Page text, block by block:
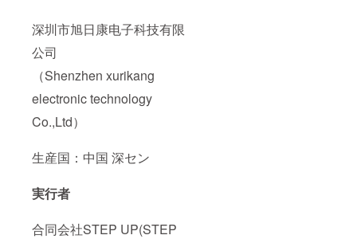
深圳市旭日康电子科技有限
公司
（Shenzhen xurikang
electronic technology
Co.,Ltd）
生産国：中国 深セン
実行者
合同会社STEP UP(STEP